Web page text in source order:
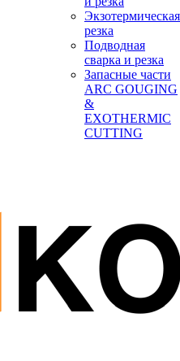
Экзотермическая
резка
Подводная
сварка и резка
Запасные части
ARC GOUGING
&
EXOTHERMIC
CUTTING